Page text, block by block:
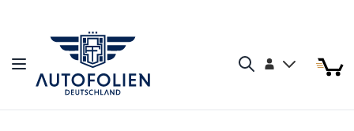
Navigation umschalten Konto Mein